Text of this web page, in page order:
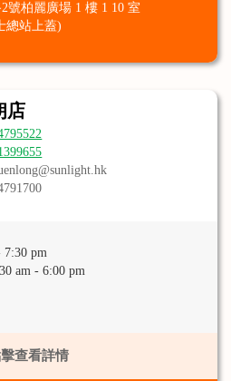
號柏麗廣場 1 樓 1 10 室
總站上蓋)
店
7:30 pm
am - 6:00 pm
查看詳情